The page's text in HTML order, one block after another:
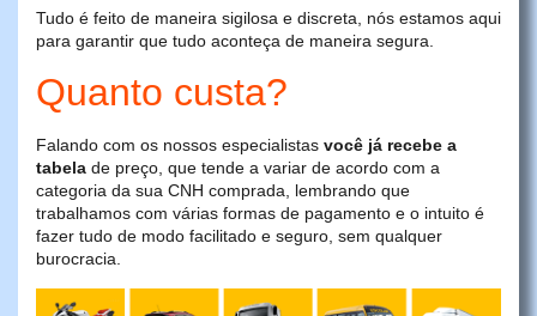
Tudo é feito de maneira sigilosa e discreta, nós estamos aqui
para garantir que tudo aconteça de maneira segura.
Quanto custa?
Falando com os nossos especialistas você já recebe a
tabela de preço, que tende a variar de acordo com a
categoria da sua CNH comprada, lembrando que
trabalhamos com várias formas de pagamento e o intuito é
fazer tudo de modo facilitado e seguro, sem qualquer
burocracia.